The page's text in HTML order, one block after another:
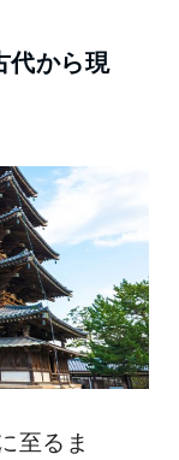
代から現
至るま